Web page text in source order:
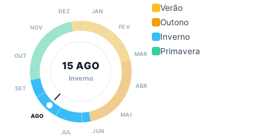
JAN
FEV
MAR
ABR
MAI
JUN
JUL
AGO
SET
OUT
NOV
DEZ
15 AGO
Inverno
Verão
Outono
Inverno
Primavera